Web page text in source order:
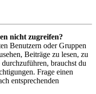
nicht zugreifen?
Benutzern oder Gruppen
Beiträge zu lesen, zu
brauchst du
Frage einen
entsprechenden